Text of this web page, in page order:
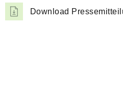
Download